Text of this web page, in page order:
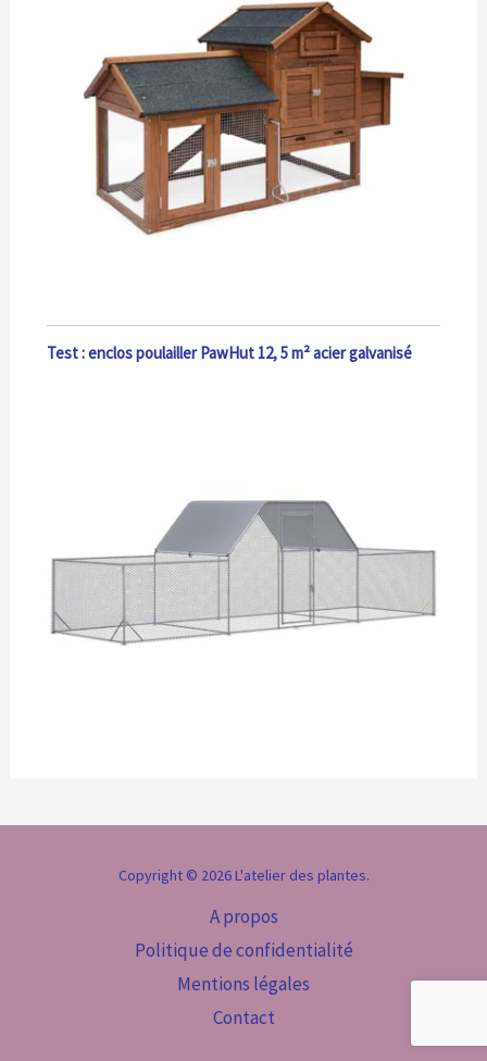
Test : enclos poulailler PawHut 12, 5 m² acier galvanisé
Copyright © 2026 L'atelier des plantes.
A propos
Politique de confidentialité
Mentions légales
Contact